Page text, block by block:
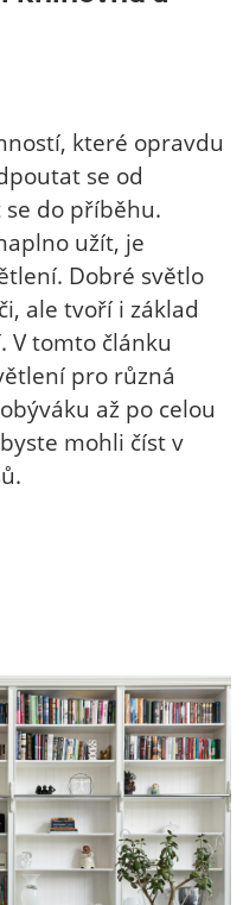
které opravdu
se od
do příběhu.
užít, je
Dobré světlo
ale tvoří i základ
V tomto článku
pro různá
až po celou
mohli číst v